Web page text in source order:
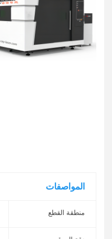
المواصفات
منطقة القطع